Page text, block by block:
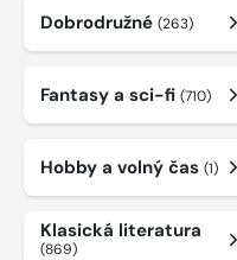
Dobrodružné (263)
Fantasy a sci-fi (710)
Hobby a volný čas (1)
Klasická literatura
(869)